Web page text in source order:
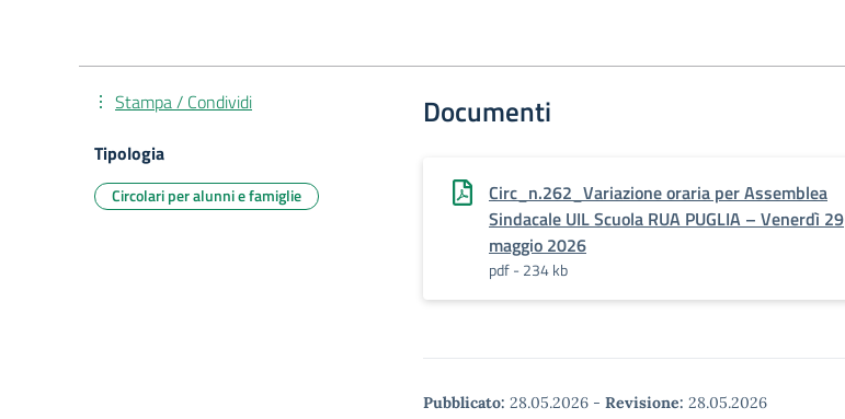
Documenti
Circ_n.262_Variazione oraria per Assemblea
Sindacale UIL Scuola RUA PUGLIA – Venerdì 29
maggio 2026
pdf - 234 kb
Pubblicato: 28.05.2026 - Revisione: 28.05.2026
Stampa / Condividi
Tipologia
Circolari per alunni e famiglie